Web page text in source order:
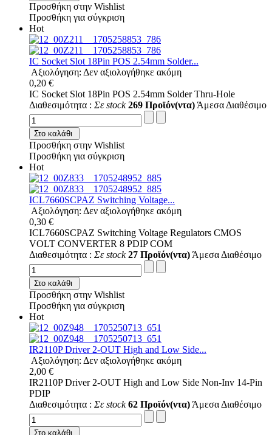
Προσθήκη στην Wishlist
Προσθήκη για σύγκριση
Hot
IC Socket Slot 18Pin POS 2.54mm Solder...
Αξιολόγηση: Δεν αξιολογήθηκε ακόμη
0,20 €
IC Socket Slot 18Pin POS 2.54mm Solder Thru-Hole
Διαθεσιμότητα : Σε stock 269 Προϊόν(ντα) Άμεσα Διαθέσιμο
Στο καλάθι
Προσθήκη στην Wishlist
Προσθήκη για σύγκριση
Hot
ICL7660SCPAZ Switching Voltage...
Αξιολόγηση: Δεν αξιολογήθηκε ακόμη
0,30 €
ICL7660SCPAZ Switching Voltage Regulators CMOS
VOLT CONVERTER 8 PDIP COM
Διαθεσιμότητα : Σε stock 27 Προϊόν(ντα) Άμεσα Διαθέσιμο
Στο καλάθι
Προσθήκη στην Wishlist
Προσθήκη για σύγκριση
Hot
IR2110P Driver 2-OUT High and Low Side...
Αξιολόγηση: Δεν αξιολογήθηκε ακόμη
2,00 €
IR2110P Driver 2-OUT High and Low Side Non-Inv 14-Pin
PDIP
Διαθεσιμότητα : Σε stock 62 Προϊόν(ντα) Άμεσα Διαθέσιμο
Στο καλάθι